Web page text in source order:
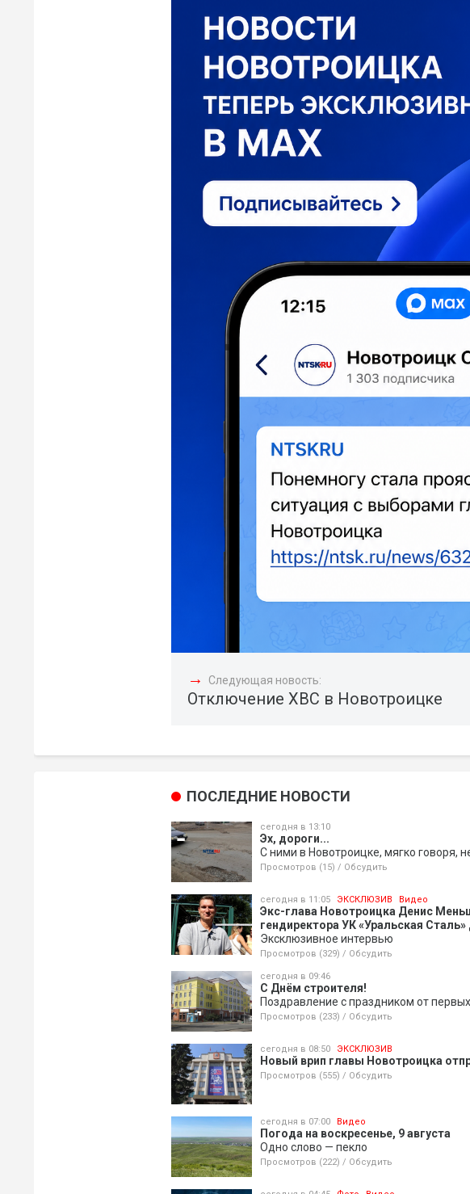
→ Следующая новость:
Отключение ХВС в Новотроицке
ПОСЛЕДНИЕ НОВОСТИ
сегодня в 13:10
Эх, дороги...
С ними в Новотроицке, мягко говоря,
Просмотров (15) / Обсудить
сегодня в 11:05 ЭКСКЛЮЗИВ Видео
Экс-глава Новотроицка Денис
гендиректора УК «Уральская
Эксклюзивное интервью
Просмотров (329) / Обсудить
сегодня в 09:46
С Днём строителя!
Поздравление с праздником от
Просмотров (233) / Обсудить
сегодня в 08:50 ЭКСКЛЮЗИВ
Новый врип главы Новотроицка
Просмотров (555) / Обсудить
сегодня в 07:00 Видео
Погода на воскресенье, 9 августа
Одно слово — пекло
Просмотров (222) / Обсудить